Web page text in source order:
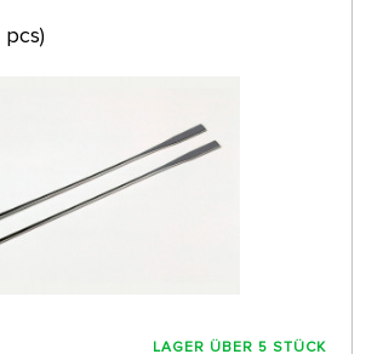
LAGER ÜBER 5 STÜCK